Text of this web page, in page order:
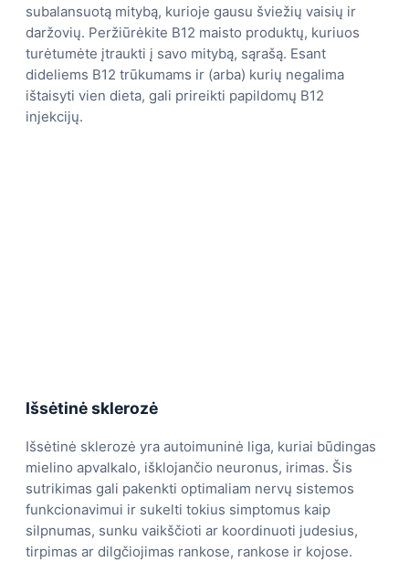
subalansuotą mitybą, kurioje gausu šviežių vaisių ir
daržovių. Peržiūrėkite B12 maisto produktų, kuriuos
turėtumėte įtraukti į savo mitybą, sąrašą. Esant
dideliems B12 trūkumams ir (arba) kurių negalima
ištaisyti vien dieta, gali prireikti papildomų B12
injekcijų.
Išsėtinė sklerozė
Išsėtinė sklerozė yra autoimuninė liga, kuriai būdingas
mielino apvalkalo, išklojančio neuronus, irimas. Šis
sutrikimas gali pakenkti optimaliam nervų sistemos
funkcionavimui ir sukelti tokius simptomus kaip
silpnumas, sunku vaikščioti ar koordinuoti judesius,
tirpimas ar dilgčiojimas rankose, rankose ir kojose.